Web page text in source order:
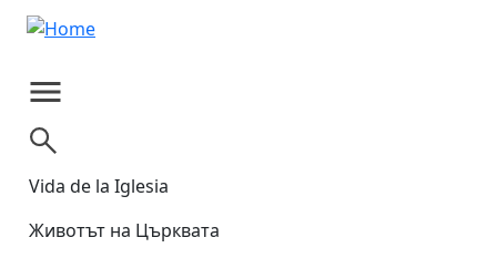
Skip to main content
Vida de la Iglesia
Животът на Църквата